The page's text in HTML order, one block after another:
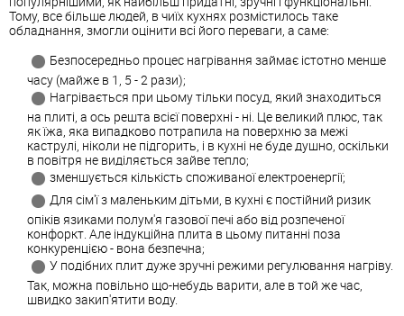
Тому, все більше людей, в чиїх кухнях розмістилось таке
обладнання, змогли оцінити всі його переваги, а саме:
Безпосередньо процес нагрівання займає істотно менше
часу (майже в 1, 5 - 2 рази);
Нагрівається при цьому тільки посуд, який знаходиться
на плиті, а ось решта всієї поверхні - ні. Це великий плюс, так
як їжа, яка випадково потрапила на поверхню за межі
каструлі, ніколи не підгорить, і в кухні не буде душно, оскільки
в повітря не виділяється зайве тепло;
зменшується кількість споживаної електроенергії;
Для сім'ї з маленьким дітьми, в кухні є постійний ризик
опіків язиками полум'я газової печі або від розпеченої
конфоркт. Але індукційна плита в цьому питанні поза
конкуренцією - вона безпечна;
У подібних плит дуже зручні режими регулювання нагріву.
Так, можна повільно що-небудь варити, але в той же час,
швидко закип'ятити воду.